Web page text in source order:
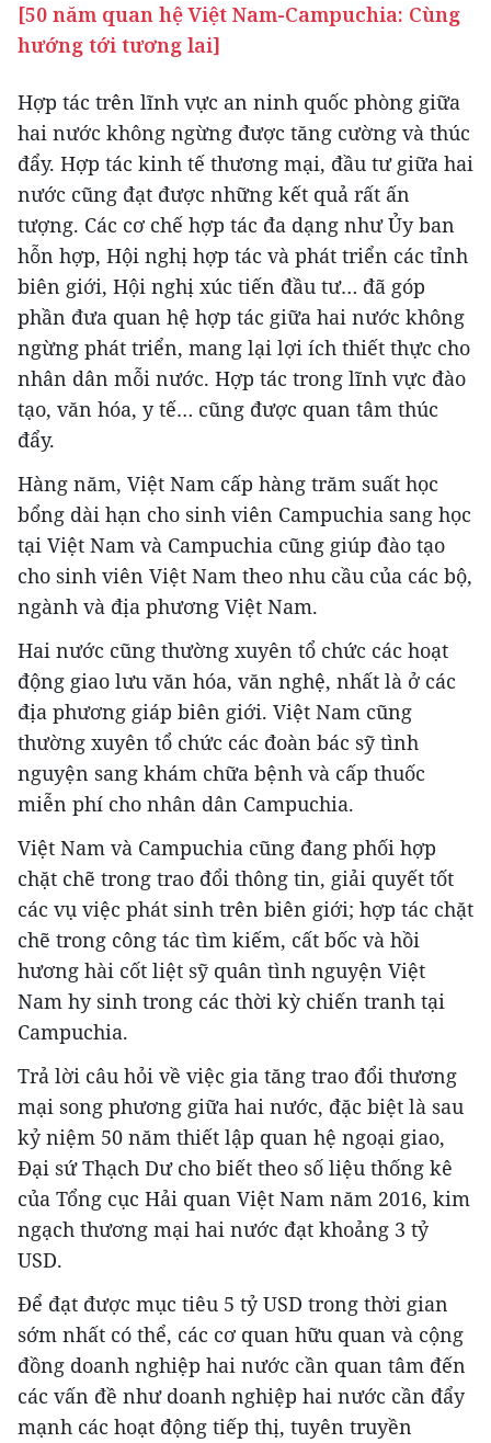
[50 năm quan hệ Việt Nam-Campuchia: Cùng
hướng tới tương lai]
Hợp tác trên lĩnh vực an ninh quốc phòng giữa
hai nước không ngừng được tăng cường và thúc
đẩy. Hợp tác kinh tế thương mại, đầu tư giữa hai
nước cũng đạt được những kết quả rất ấn
tượng. Các cơ chế hợp tác đa dạng như Ủy ban
hỗn hợp, Hội nghị hợp tác và phát triển các tỉnh
biên giới, Hội nghị xúc tiến đầu tư… đã góp
phần đưa quan hệ hợp tác giữa hai nước không
ngừng phát triển, mang lại lợi ích thiết thực cho
nhân dân mỗi nước. Hợp tác trong lĩnh vực đào
tạo, văn hóa, y tế… cũng được quan tâm thúc
đẩy.
Hàng năm, Việt Nam cấp hàng trăm suất học
bổng dài hạn cho sinh viên Campuchia sang học
tại Việt Nam và Campuchia cũng giúp đào tạo
cho sinh viên Việt Nam theo nhu cầu của các bộ,
ngành và địa phương Việt Nam.
Hai nước cũng thường xuyên tổ chức các hoạt
động giao lưu văn hóa, văn nghệ, nhất là ở các
địa phương giáp biên giới. Việt Nam cũng
thường xuyên tổ chức các đoàn bác sỹ tình
nguyện sang khám chữa bệnh và cấp thuốc
miễn phí cho nhân dân Campuchia.
Việt Nam và Campuchia cũng đang phối hợp
chặt chẽ trong trao đổi thông tin, giải quyết tốt
các vụ việc phát sinh trên biên giới; hợp tác chặt
chẽ trong công tác tìm kiếm, cất bốc và hồi
hương hài cốt liệt sỹ quân tình nguyện Việt
Nam hy sinh trong các thời kỳ chiến tranh tại
Campuchia.
Trả lời câu hỏi về việc gia tăng trao đổi thương
mại song phương giữa hai nước, đặc biệt là sau
kỷ niệm 50 năm thiết lập quan hệ ngoại giao,
Đại sứ Thạch Dư cho biết theo số liệu thống kê
của Tổng cục Hải quan Việt Nam năm 2016, kim
ngạch thương mại hai nước đạt khoảng 3 tỷ
USD.
Để đạt được mục tiêu 5 tỷ USD trong thời gian
sớm nhất có thể, các cơ quan hữu quan và cộng
đồng doanh nghiệp hai nước cần quan tâm đến
các vấn đề như doanh nghiệp hai nước cần đẩy
mạnh các hoạt động tiếp thị, tuyên truyền